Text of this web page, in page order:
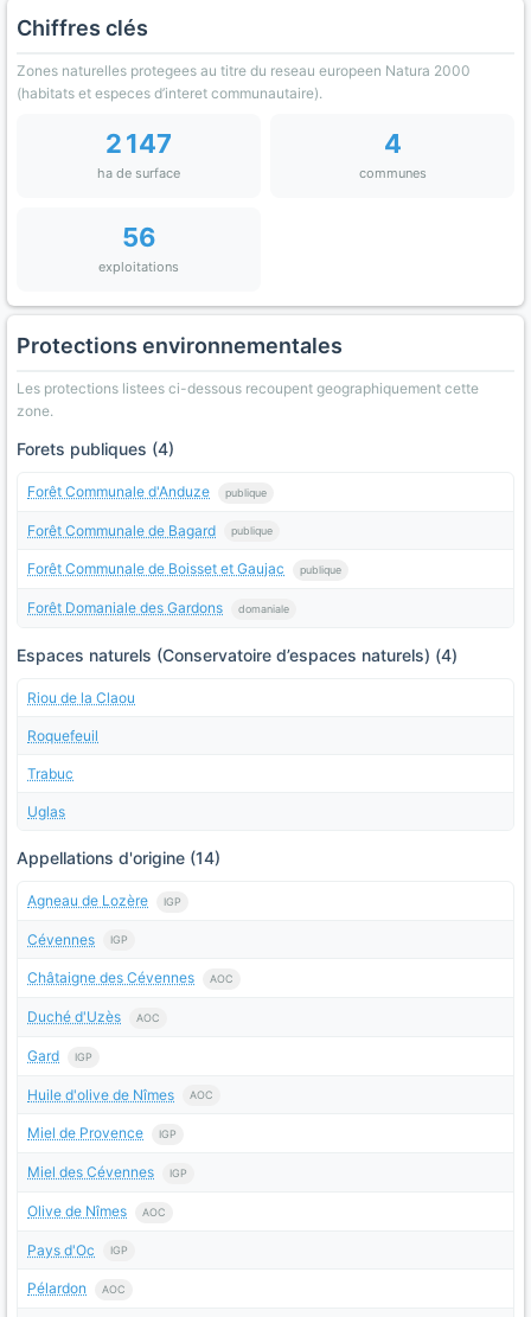
Chiffres clés
Zones naturelles protegees au titre du reseau europeen Natura 2000
(habitats et especes d’interet communautaire).
2 147
ha de surface
4
communes
56
exploitations
Protections environnementales
Les protections listees ci-dessous recoupent geographiquement cette
zone.
Forets publiques (4)
Forêt Communale d'Anduze publique
Forêt Communale de Bagard publique
Forêt Communale de Boisset et Gaujac publique
Forêt Domaniale des Gardons domaniale
Espaces naturels (Conservatoire d’espaces naturels) (4)
Riou de la Claou
Roquefeuil
Trabuc
Uglas
Appellations d'origine (14)
Agneau de Lozère IGP
Cévennes IGP
Châtaigne des Cévennes AOC
Duché d'Uzès AOC
Gard IGP
Huile d'olive de Nîmes AOC
Miel de Provence IGP
Miel des Cévennes IGP
Olive de Nîmes AOC
Pays d'Oc IGP
Pélardon AOC